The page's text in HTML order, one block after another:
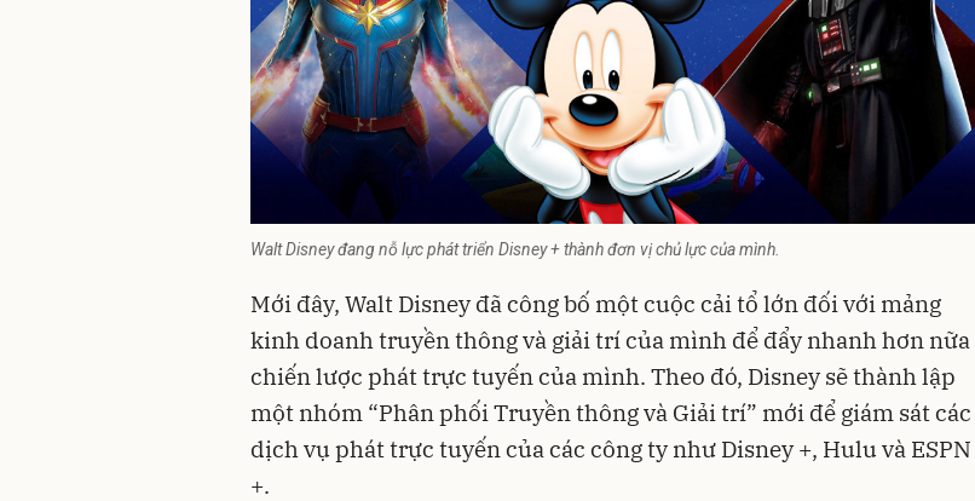
Walt Disney đang nỗ lực phát triển Disney + thành đơn vị chủ lực của mình.
Mới đây, Walt Disney đã công bố một cuộc cải tổ lớn đối với mảng
kinh doanh truyền thông và giải trí của mình để đẩy nhanh hơn nữa
chiến lược phát trực tuyến của mình. Theo đó, Disney sẽ thành lập
một nhóm “Phân phối Truyền thông và Giải trí” mới để giám sát các
dịch vụ phát trực tuyến của các công ty như Disney +, Hulu và ESPN
+.